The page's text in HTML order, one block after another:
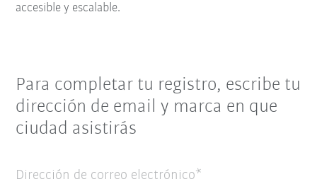
accesible y escalable.
Para completar tu registro, escribe tu
dirección de email y marca en que
ciudad asistirás
Dirección de correo electrónico